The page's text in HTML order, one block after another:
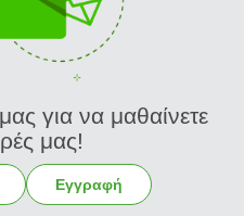
για να μαθαίνετε
μας!
Εγγραφή